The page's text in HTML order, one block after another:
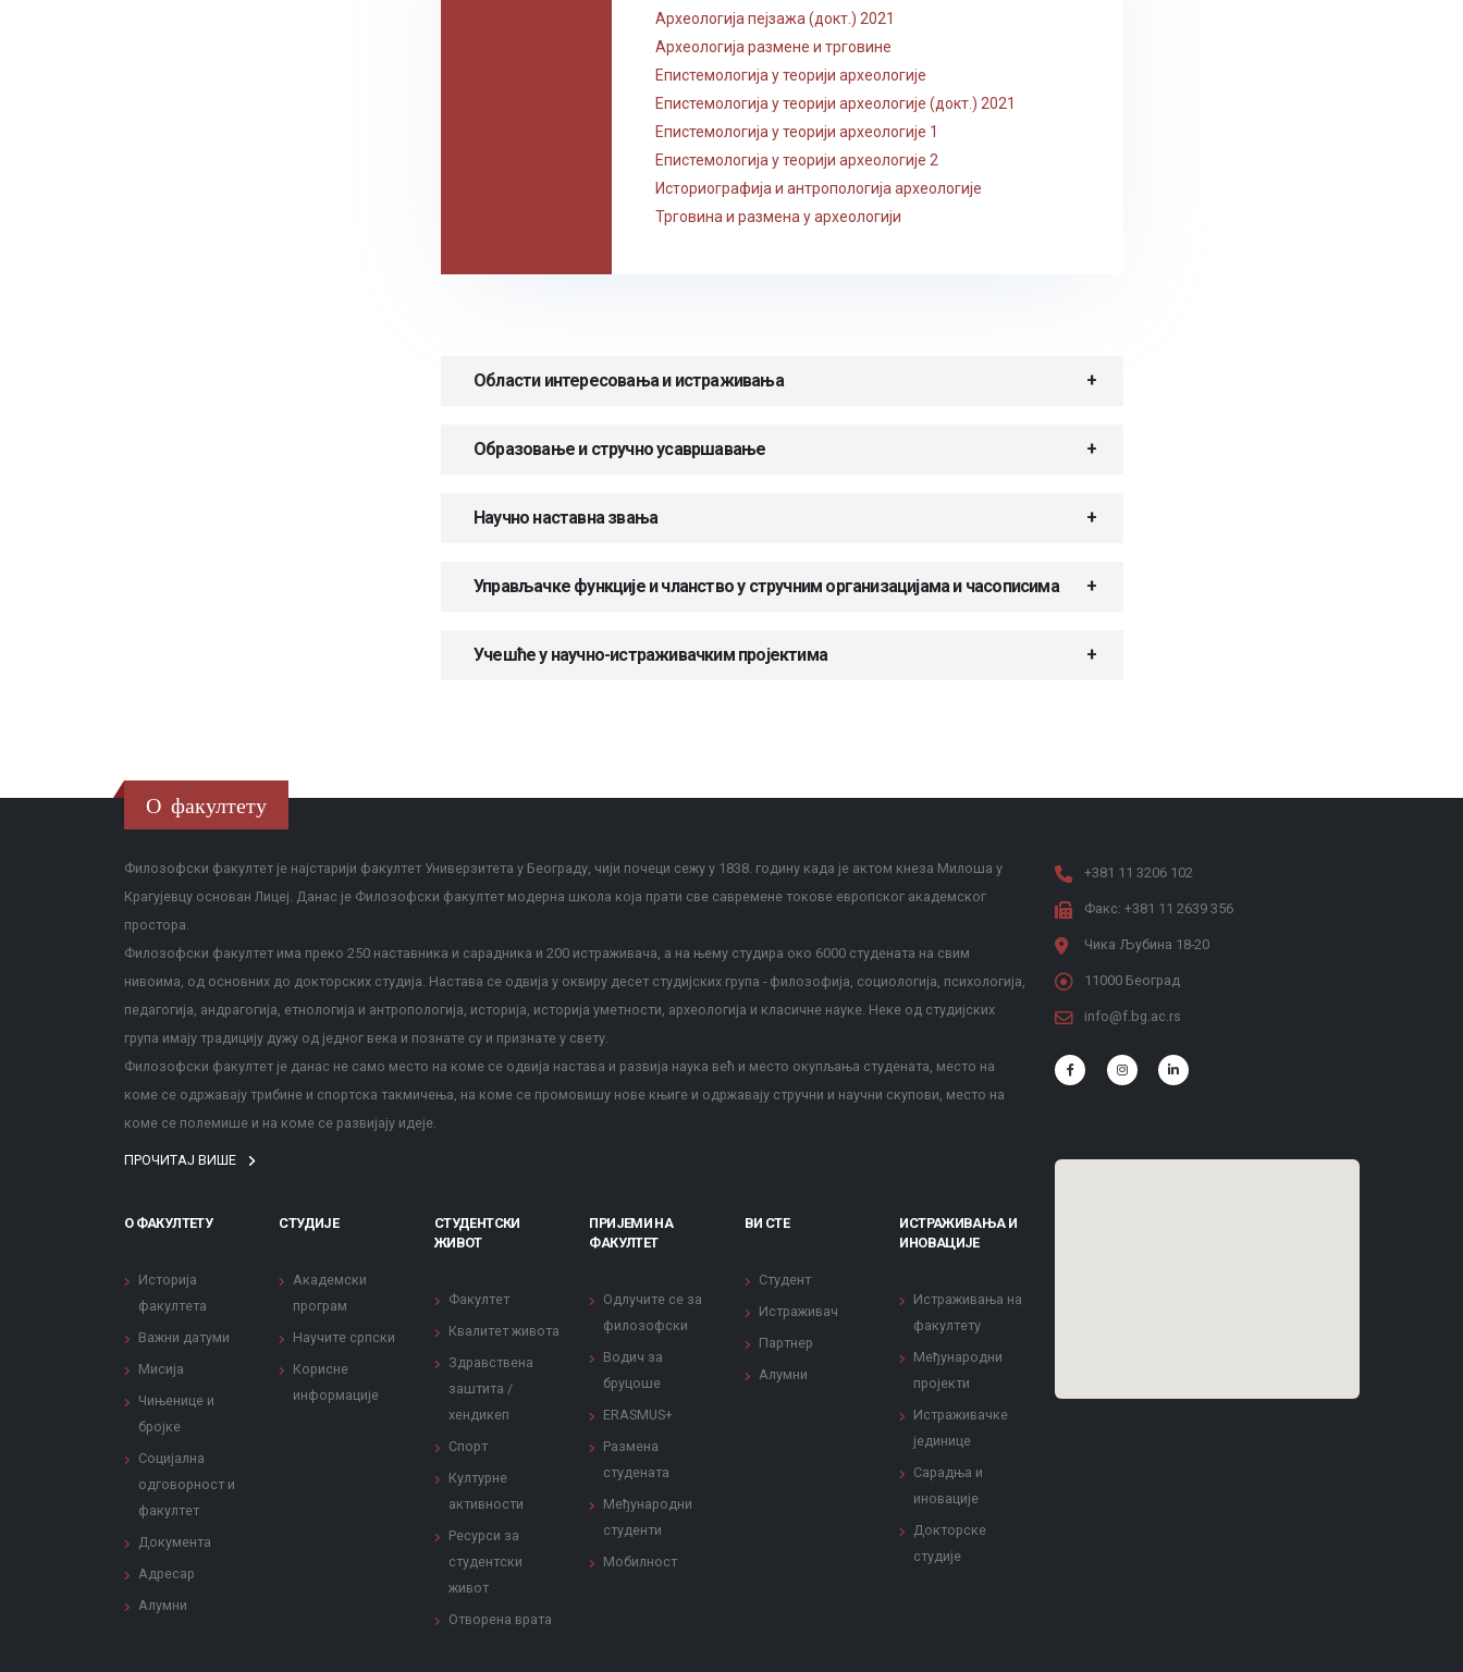
Археологија пејзажа (докт.) 2021
Археологија размене и трговине
Епистемологија у теорији археологије
Епистемологија у теорији археологије (докт.) 2021
Епистемологија у теорији археологије 1
Епистемологија у теорији археологије 2
Историографија и антропологија археологије
Трговина и размена у археологији
Области интересовања и истраживања
Образовање и стручно усавршавање
Научно наставна звања
Управљачке функције и чланство у стручним организацијама и часописима
Учешће у научно-истраживачким пројектима
О факултету
Филозофски факултет је најстарији факултет Универзитета у Београду, чији почеци сежу у 1838. годину када је актом кнеза Милоша у
Крагујевцу основан Лицеј. Данас је Филозофски факултет модерна школа која прати све савремене токове европског академског
простора.
Филозофски факултет има преко 250 наставника и сарадника и 200 истраживача, а на њему студира око 6000 студената на свим
нивоима, од основних до докторских студија. Настава се одвија у оквиру десет студијских група - филозофија, социологија, психологија,
педагогија, андрагогија, етнологија и антропологија, историја, историја уметности, археологија и класичне науке. Неке од студијских
група имају традицију дужу од једног века и познате су и признате у свету.
Филозофски факултет је данас не само место на коме се одвија настава и развија наука већ и место окупљања студената, место на
коме се одржавају трибине и спортска такмичења, на коме се промовишу нове књиге и одржавају стручни и научни скупови, место на
коме се полемише и на коме се развијају идеје.
ПРОЧИТАЈ ВИШЕ
О ФАКУЛТЕТУ
Историја
факултета
Важни датуми
Мисија
Чињенице и
бројке
Социјална
одговорност и
факултет
Документа
Адресар
Алумни
СТУДИЈЕ
Академски
програм
Научите српски
Корисне
информације
СТУДЕНТСКИ
ЖИВОТ
Факултет
Квалитет живота
Здравствена
заштита /
хендикеп
Спорт
Културне
активности
Ресурси за
студентски
живот
Отворена врата
ПРИЈЕМИ НА
ФАКУЛТЕТ
Одлучите се за
филозофски
Водич за
бруцоше
ERASMUS+
Размена
студената
Међународни
студенти
Мобилност
ВИ СТЕ
Студент
Истраживач
Партнер
Алумни
ИСТРАЖИВАЊА И
ИНОВАЦИЈЕ
Истраживања на
факултету
Међународни
пројекти
Истраживачке
јединице
Сарадња и
иновације
Докторске
студије
+381 11 3206 102
Факс: +381 11 2639 356
Чика Љубина 18-20
11000 Београд
info@f.bg.ac.rs